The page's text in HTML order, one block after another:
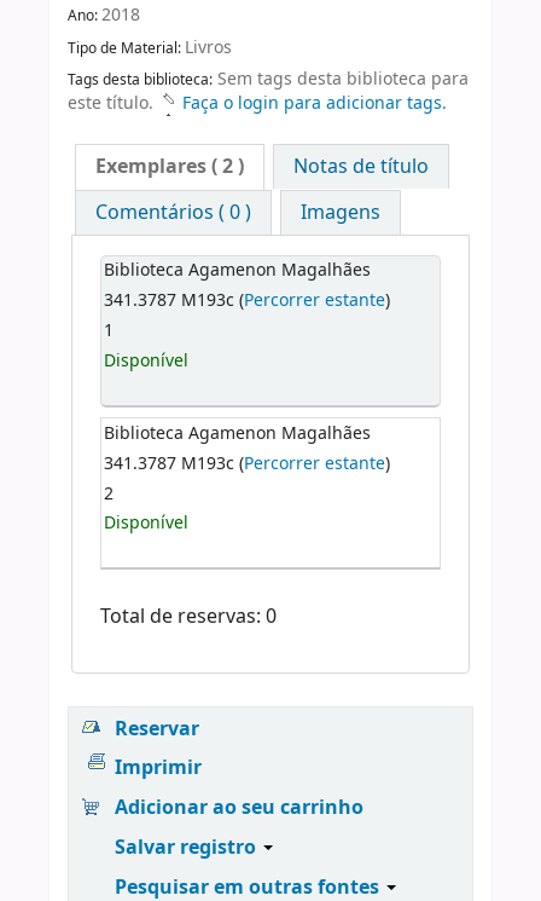
Ano:2018
Tipo de Material: Livros
Tags desta biblioteca: Sem tags desta biblioteca para
este título.
Faça o login para adicionar tags.
Exemplares( 2 )
Notas de título
Comentários ( 0 )
Imagens
Biblioteca Agamenon Magalhães
341.3787 M193c (Percorrer estante)
1
Disponível
Biblioteca Agamenon Magalhães
341.3787 M193c (Percorrer estante)
2
Disponível
Total de reservas: 0
Reservar
Imprimir
Adicionar ao seu carrinho
Salvar registro
Pesquisar em outras fontes